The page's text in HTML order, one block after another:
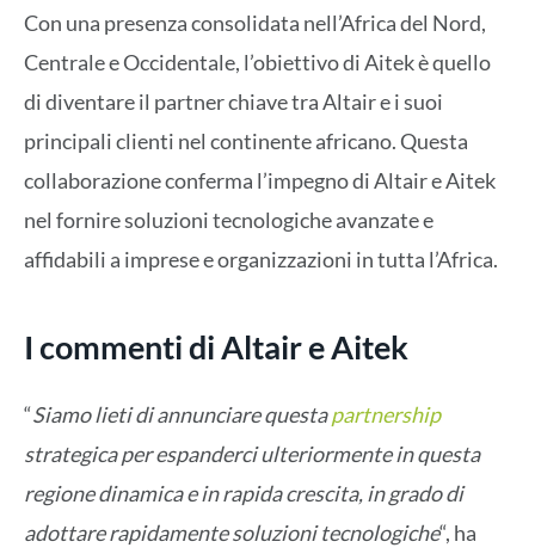
Con una presenza consolidata nell’Africa del Nord,
Centrale e Occidentale, l’obiettivo di Aitek è quello
di diventare il partner chiave tra Altair e i suoi
principali clienti nel continente africano. Questa
collaborazione conferma l’impegno di Altair e Aitek
nel fornire soluzioni tecnologiche avanzate e
affidabili a imprese e organizzazioni in tutta l’Africa.
I commenti di Altair e Aitek
“Siamo lieti di annunciare questapartnership
strategica per espanderci ulteriormente in questa
regione dinamica e in rapida crescita, in grado di
adottare rapidamente soluzioni tecnologiche“, ha